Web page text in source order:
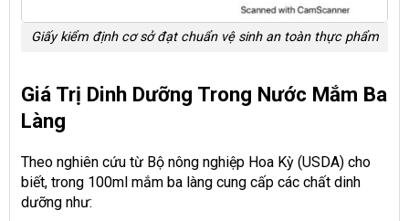
Giấy kiểm định cơ sở đạt chuẩn vệ sinh an toàn thực phẩm
Giá Trị Dinh Dưỡng Trong Nước Mắm Ba
Làng
Theo nghiên cứu từ Bộ nông nghiệp Hoa Kỳ (USDA) cho
biết, trong 100ml mắm ba làng cung cấp các chất dinh
dưỡng như: